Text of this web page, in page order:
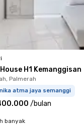
H1 Kemanggisan
Palmerah
atma jaya semanggi
/bulan
banyak